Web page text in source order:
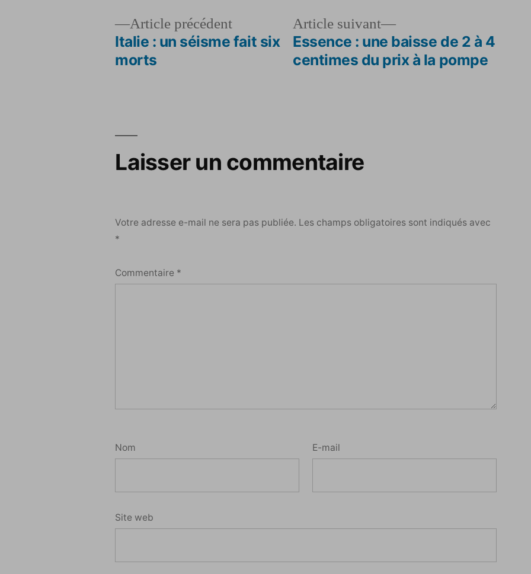
Navigation
Article précédentArticle
précédent :
Italie : un séisme fait six
morts
Article suivant
Article
suivant :
Essence : une baisse de 2 à 4
centimes du prix à la pompe
Laisser un commentaire
Votre adresse e-mail ne sera pas publiée. Les champs obligatoires sont indiqués avec
*
Commentaire *
Nom E-mail
Site web